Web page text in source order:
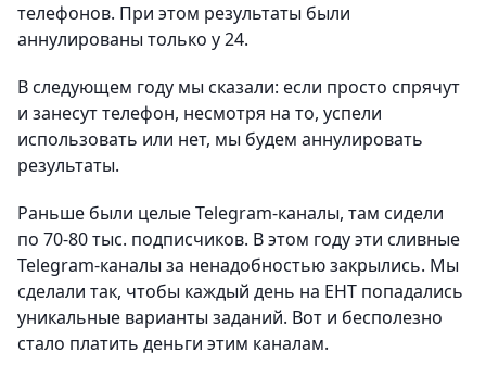
телефонов. При этом результаты были
аннулированы только у 24.
В следующем году мы сказали: если просто спрячут
и занесут телефон, несмотря на то, успели
использовать или нет, мы будем аннулировать
результаты.
Раньше были целые Telegram-каналы, там сидели
по 70-80 тыс. подписчиков. В этом году эти сливные
Telegram-каналы за ненадобностью закрылись. Мы
сделали так, чтобы каждый день на ЕНТ попадались
уникальные варианты заданий. Вот и бесполезно
стало платить деньги этим каналам.